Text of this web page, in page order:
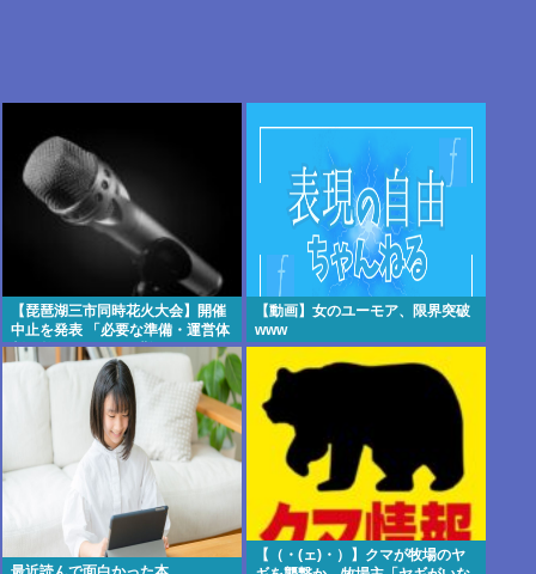
【琵琶湖三市同時花火大会】開催
中止を発表 「必要な準備・運営体
制を整えることが困難」 22日の開
催予定…3市は関与否定
【動画】女のユーモア、限界突破
www
【（・(ェ)・）】クマが牧場のヤ